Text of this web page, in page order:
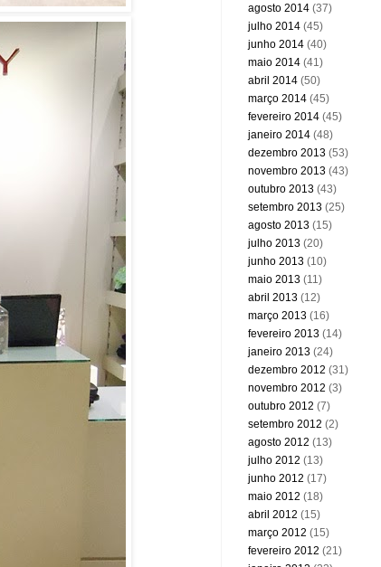
agosto 2014 (37)
julho 2014 (45)
junho 2014 (40)
maio 2014 (41)
abril 2014 (50)
março 2014 (45)
fevereiro 2014 (45)
janeiro 2014 (48)
dezembro 2013 (53)
novembro 2013 (43)
outubro 2013 (43)
setembro 2013 (25)
agosto 2013 (15)
julho 2013 (20)
junho 2013 (10)
maio 2013 (11)
abril 2013 (12)
março 2013 (16)
fevereiro 2013 (14)
janeiro 2013 (24)
dezembro 2012 (31)
novembro 2012 (3)
outubro 2012 (7)
setembro 2012 (2)
agosto 2012 (13)
julho 2012 (13)
junho 2012 (17)
maio 2012 (18)
abril 2012 (15)
março 2012 (15)
fevereiro 2012 (21)